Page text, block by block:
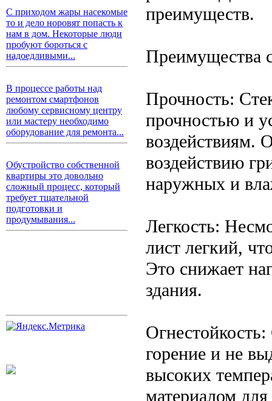
С приходом жары насекомые
то и дело норовят попасть к
нам в дом. Некоторые люди
пробуют бороться с
надоедливыми...
В процессе работы над
ремонтом смартфонов
любому сервисному центру
или мастеру необходимо
оборудование для ремонта...
Обустройство собственной
квартиры это довольно
сложный процесс, который
требует тщательной
подготовки и
продумывания...
преимуществ.
Преимущества
Прочность:
прочностью и
воздействиям.
воздействию
наружных и
Легкость:
лист легкий,
Это снижает
здания.
горение и не
высоких
материалом